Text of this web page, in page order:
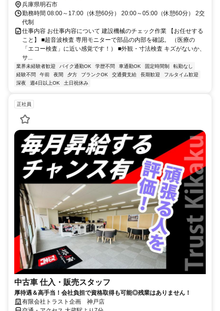
兵庫県明石市
勤務時間 08:00～17:00（休憩60分） 20:00～05:00（休憩60分） 2交
代制
仕事内容 お仕事内容について 建設機械のチェック作業 【お任せする
こと】 ■超音波検査 専用モニターで部品の内部を確認。 （医療の
「エコー検査」に近い感覚です！） ■外観・寸法検査 キズがないか、
サ...
業界未経験者歓迎 バイク通勤OK 学歴不問 車通勤OK 固定時間制
転勤なし
経験不問
午前 夜間 夕方 ブランクOK 交通費支給 長期歓迎
フルタイム歓迎
深夜
週4日以上OK 土日祝休み
正社員
中古車 仕入・販売スタッフ
厚待遇＆高手当！会社負担で資格取得も可能◎残業はありません！
有限会社トラスト企画 神戸店